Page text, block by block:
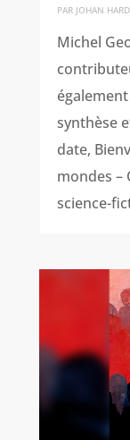
PAR JOHAN
Michel
synthèse
date,
mondes –
science-